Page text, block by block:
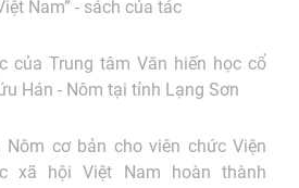
Kông trong tiến trình phát triển
của Trung tâm Văn hiến học cổ
cơ bản cho viên chức Viện